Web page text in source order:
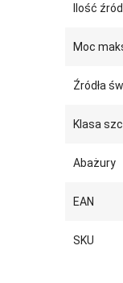
Ilość
Moc
Źródła
Klasa
Abażury
EAN
SKU